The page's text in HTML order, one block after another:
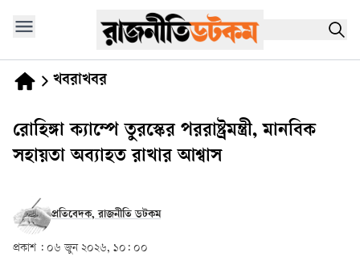
খবরাখবর
রোহিঙ্গা ক্যাম্পে তুরস্কের পররাষ্ট্রমন্ত্রী, মানবিক
সহায়তা অব্যাহত রাখার আশ্বাস
প্রতিবেদক, রাজনীতি ডটকম
প্রকাশ : ০৬ জুন ২০২৬, ১০: ০০